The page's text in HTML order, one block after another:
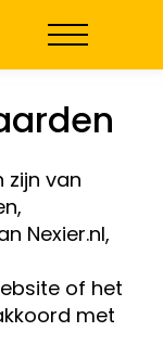
zijn van
Nexier.nl,
of het
met